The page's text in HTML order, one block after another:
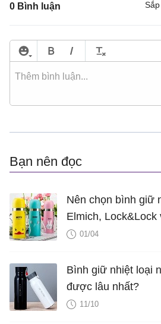
0 Bình luận
Bạn nên đọc
Nên chọn bình giữ
Elmich, Lock&Lock
01/04
Bình giữ nhiệt loại
được lâu nhất?
11/10